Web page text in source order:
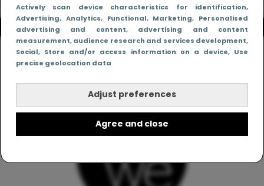
Actively scan device characteristics for identification,
Advertising, Analytics, Functional, Marketing, Personalised
advertising and content, advertising and content
measurement, audience research and services development,
Social, Store and/or access information on a device, Use
precise geolocation data
Adjust preferences
Agree and close